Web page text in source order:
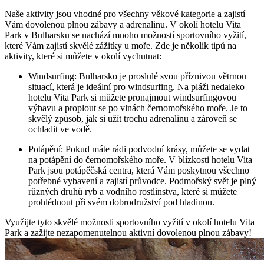
Naše aktivity jsou vhodné pro všechny věkové kategorie a zajistí
Vám dovolenou plnou zábavy a adrenalinu. V okolí hotelu Vita
Park v Bulharsku se nachází mnoho možností sportovního vyžití,
které Vám zajistí skvělé zážitky u moře. Zde je několik tipů na
aktivity, které si můžete v okolí vychutnat:
Windsurfing: Bulharsko je proslulé svou příznivou větrnou
situací, která je ideální pro windsurfing. Na pláži nedaleko
hotelu Vita Park si můžete pronajmout windsurfingovou
výbavu a proplout se po vlnách černomořského moře. Je to
skvělý způsob, jak si užít trochu adrenalinu a zároveň se
ochladit ve vodě.
Potápění: Pokud máte rádi podvodní krásy, můžete se vydat
na potápění do černomořského moře. V blízkosti hotelu Vita
Park jsou potápěčská centra, která Vám poskytnou všechno
potřebné vybavení a zajistí průvodce. Podmořský svět je plný
různých druhů ryb a vodního rostlinstva, které si můžete
prohlédnout při svém dobrodružství pod hladinou.
Využijte tyto skvělé možnosti sportovního vyžití v okolí hotelu Vita
Park a zažijte nezapomenutelnou aktivní dovolenou plnou zábavy!